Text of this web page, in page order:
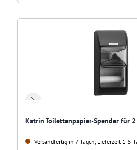
Katrin Toilettenpapier-Spender für 2
Versandfertig in 7 Tagen, Lieferzeit 1-5